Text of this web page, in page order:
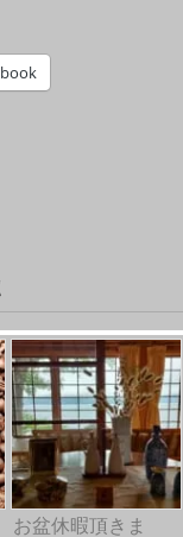
お盆休暇頂きま